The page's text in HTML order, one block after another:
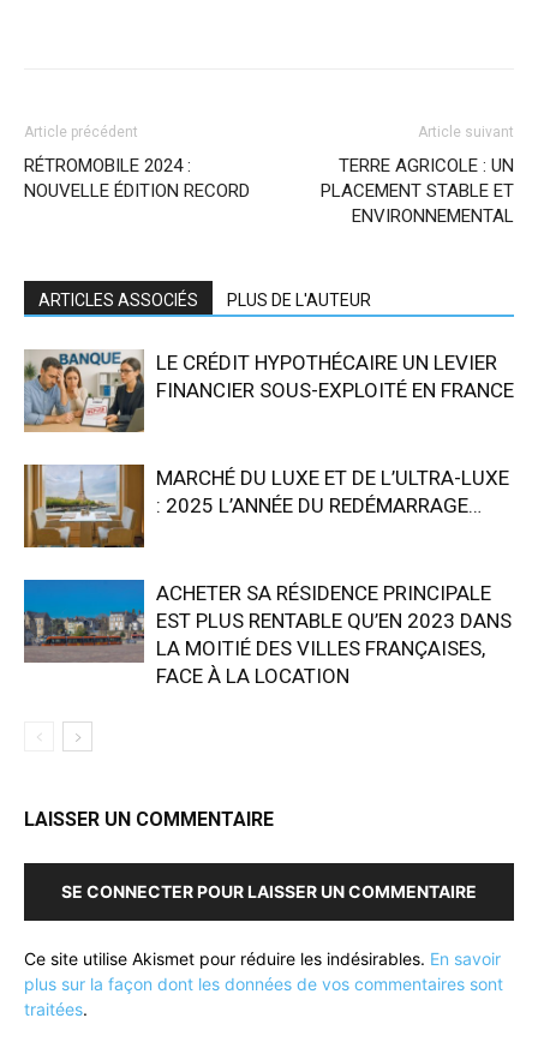
Article précédent
RÉTROMOBILE 2024 :
NOUVELLE ÉDITION RECORD
Article suivant
TERRE AGRICOLE : UN
PLACEMENT STABLE ET
ENVIRONNEMENTAL
ARTICLES ASSOCIÉS PLUS DE L'AUTEUR
LE CRÉDIT HYPOTHÉCAIRE UN LEVIER
FINANCIER SOUS-EXPLOITÉ EN FRANCE
MARCHÉ DU LUXE ET DE L’ULTRA-LUXE
: 2025 L’ANNÉE DU REDÉMARRAGE…
ACHETER SA RÉSIDENCE PRINCIPALE
EST PLUS RENTABLE QU’EN 2023 DANS
LA MOITIÉ DES VILLES FRANÇAISES,
FACE À LA LOCATION
LAISSER UN COMMENTAIRE
SE CONNECTER POUR LAISSER UN COMMENTAIRE
Ce site utilise Akismet pour réduire les indésirables. En savoir
plus sur la façon dont les données de vos commentaires sont
traitées.